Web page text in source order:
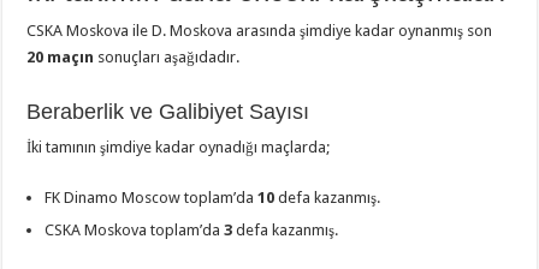
CSKA Moskova ile D. Moskova arasında şimdiye kadar oynanmış son
20 maçın sonuçları aşağıdadır.
Beraberlik ve Galibiyet Sayısı
İki tamının şimdiye kadar oynadığı maçlarda;
FK Dinamo Moscow toplam’da10 defa kazanmış.
CSKA Moskova toplam’da3 defa kazanmış.